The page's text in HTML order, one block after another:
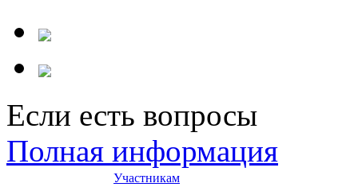
Если есть вопросы
Полная информация
Участникам